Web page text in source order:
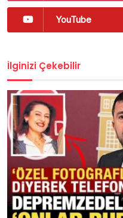
YouTube
İlginizi Çekebilir